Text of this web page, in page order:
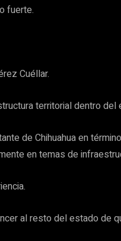
fuerte.
Cuéllar.
territorial dentro del
de Chihuahua en
en temas de
al resto del estado de